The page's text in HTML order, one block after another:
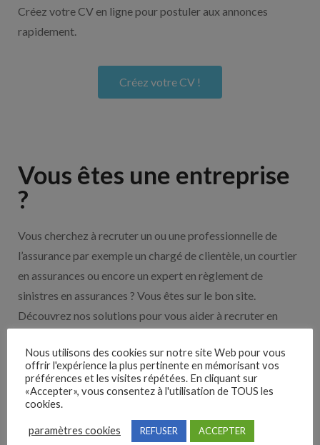
Créez votre CV en ligne pour postuler aux annonces
rapidement.
Créez votre CV !
Vous êtes une entreprise
?
Vous cherchez à recruter un ou une professionnelle de
l’assurance par exemple un chargé de clientèle, un courtier
en assurances ou encore un expert en règlement de
sinistres en assurances ? Vous êtes sur le bon site.
Découvrez nos solutions pour vous aider à recruter en
Nos solutions entreprises
Découvrez nos partenaires ! Moteurs de recherches,
multidiffuseurs, sites payant… nombreux sont nos
Nous utilisons des cookies sur notre site Web pour vous
offrir l'expérience la plus pertinente en mémorisant vos
préférences et les visites répétées. En cliquant sur
«Accepter», vous consentez à l'utilisation de TOUS les
cookies.
paramètres cookies REFUSER ACCEPTER